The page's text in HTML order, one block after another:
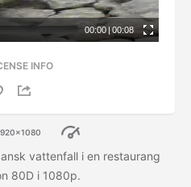
00:00 | 00:08
INFO
vattenfall i en restaurang
80D i 1080p.